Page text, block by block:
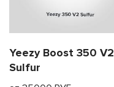
Yeezy Boost 350 V2
Sulfur